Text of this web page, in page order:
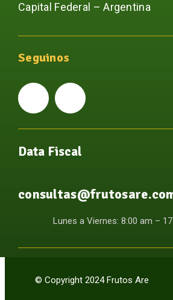
Capital Federal – Argentina
Seguinos
Data Fiscal
Lunes a Viernes: 8:00 am –
© Copyright 2024 Frutos Are